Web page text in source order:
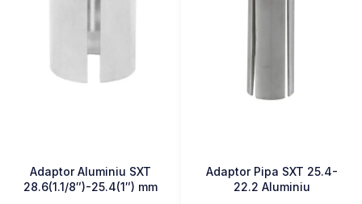
Adaptor Aluminiu SXT
28.6(1.1/8″)-25.4(1″) mm
Adaptor Pipa SXT 25.4-
22.2 Aluminiu